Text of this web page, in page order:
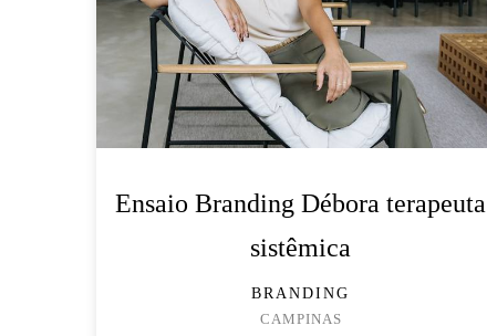
Ensaio Branding Débora terapeuta
sistêmica
BRANDING
CAMPINAS